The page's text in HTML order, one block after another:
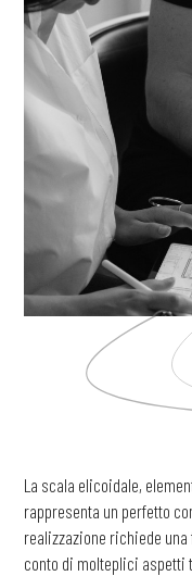
La scala elicoidale,
rappresenta un perfetto
realizzazione richiede
conto di molteplici